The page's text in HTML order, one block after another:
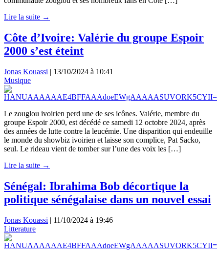
Lire la suite →
Côte d’Ivoire: Valérie du groupe Espoir
2000 s’est éteint
Jonas Kouassi | 13/10/2024 à 10:41
Musique
Le zouglou ivoirien perd une de ses icônes. Valérie, membre du
groupe Espoir 2000, est décédé ce samedi 12 octobre 2024, après
des années de lutte contre la leucémie. Une disparition qui endeuille
le monde du showbiz ivoirien et laisse son complice, Pat Sacko,
seul. Le rideau vient de tomber sur l’une des voix les […]
Lire la suite →
Sénégal: Ibrahima Bob décortique la
politique sénégalaise dans un nouvel essai
Jonas Kouassi | 11/10/2024 à 19:46
Litterature